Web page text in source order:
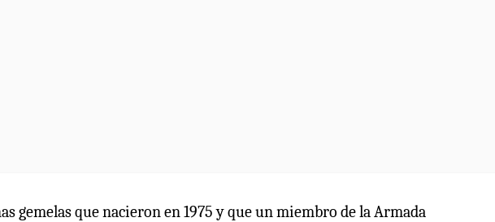
gemelas que nacieron en 1975 y que un miembro de la Armada